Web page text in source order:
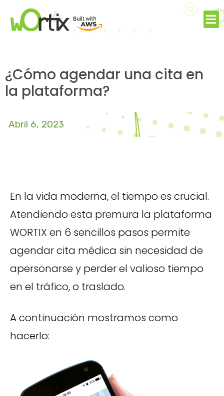
¿Cómo agendar una cita en
la plataforma?
Abril 6, 2023
En la vida moderna, el tiempo es crucial.
Atendiendo esta premura la plataforma
WORTIX en 6 sencillos pasos permite
agendar cita médica sin necesidad de
apersonarse y perder el valioso tiempo
en el tráfico, o traslado.
A continuación mostramos como
hacerlo: